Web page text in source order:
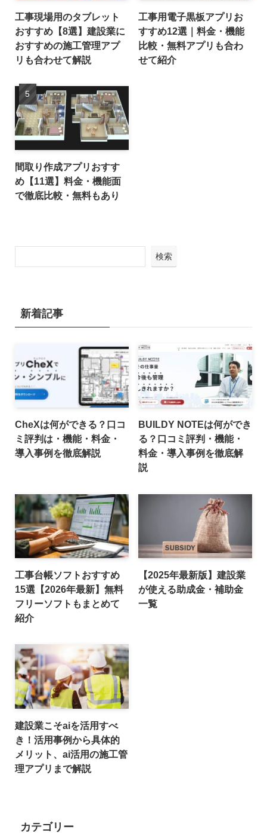
工事現場用のタブレット
おすすめ【8選】建設業に
おすすめの施工管理アプ
リも合わせて解説
工事用電子黒板アプリお
すすめ12選｜料金・機能
比較・無料アプリも合わ
せて紹介
間取り作成アプリおすす
め【11選】料金・機能面
で徹底比較・無料もあり
検索
新着記事
CheXは何ができる？口コ
ミ評判は・機能・料金・
導入事例を徹底解説
BUILDY NOTEは何ができ
る？口コミ評判・機能・
料金・導入事例を徹底解
説
工事台帳ソフトおすすめ
15選【2026年最新】無料
フリーソフトもまとめて
紹介
【2025年最新版】建設業
が使える助成金・補助金
一覧
建設業こそaiを活用すべ
き！活用事例から具体的
メリット、ai活用の施工管
理アプリまで解説
カテゴリー